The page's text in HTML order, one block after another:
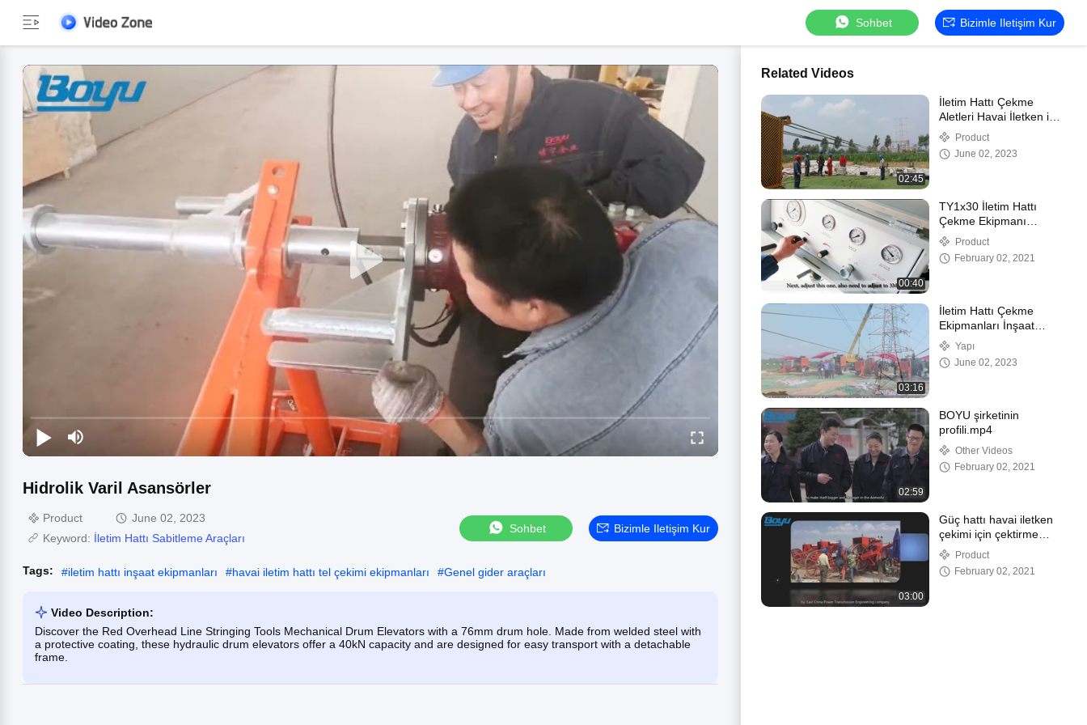
Sohbet Bizimle Iletişim Kur
Hidrolik Varil Asansörler
Product
June 02, 2023
Keyword: İletim Hattı Sabitleme Araçları
Sohbet Bizimle Iletişim Kur
Tags: #iletim hattı inşaat ekipmanları #havai iletim hattı tel çekimi ekipmanları #Genel gider araçları
Video Description:
Discover the Red Overhead Line Stringing Tools Mechanical Drum Elevators with a 76mm drum hole. Made from welded steel with
a protective coating, these hydraulic drum elevators offer a 40kN capacity and are designed for easy transport with a detachable
frame.
Related Videos
02:45
İletim Hattı Çekme
Aletleri Havai İletken için
Hidrolik Kompresörler
Product
June 02, 2023
00:40
TY1x30 İletim Hattı
Çekme Ekipmanı
Hidrolik Gergi
Product
February 02, 2021
03:16
İletim Hattı Çekme
Ekipmanları İnşaat
Projesi
Yapı
June 02, 2023
02:59
BOYU şirketinin
profili.mp4
Other Videos
February 02, 2021
03:00
Güç hattı havai iletken
çekimi için çektirme
gergisiProduct
February 02, 2021